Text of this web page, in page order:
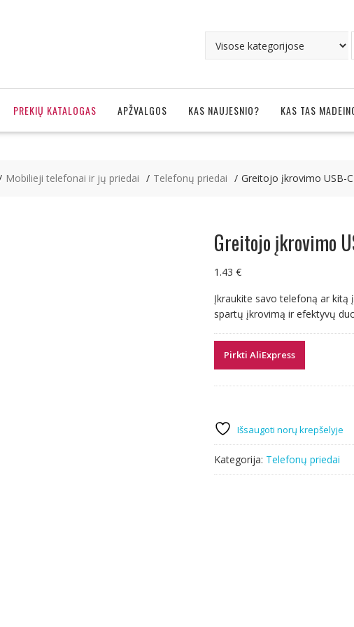
PREKIŲ KATALOGAS APŽVALGOS KAS NAUJESNIO? KAS TAS
Mobilieji telefonai ir jų priedai Telefonų priedai Greitojo įkrovimo USB-
Greitojo įkrovimo
1.43 €
Įkraukite savo telefoną ar kitą
spartų įkrovimą ir efektyvų
Pirkti AliExpress
Išsaugoti norų krepšelyje
Kategorija: Telefonų priedai